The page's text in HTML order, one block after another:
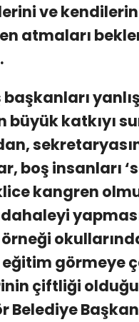
ve
atmaları
büyük katkıyı
boş insanları
kangren
örneği
eğitim görmeye
çiftliği
Belediye